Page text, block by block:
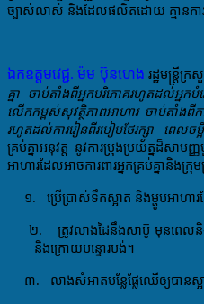
ច្បាស់លាស់ និងដែលផលិតដោយ គ្មានការ
ឯកឧត្ដមវេជ្ជ. ម៉ម ប៊ុនហេងរដ្ឋមន្ដ្រី
គ្នា ​ចាប់​តាំងពីអ្នកបរិភោគ​​រហូតដល់អ្នកបំរ
លើកកម្ពស់សុវត្ថិភាពអាហារ ចាប់តាំងពីក
រហូតដល់ការរៀនពីរបៀបថែរក្សា ពេលចម្
គ្រប់គ្នាអនុវត្ត នូវការប្រុងប្រយ័ត្នដ៏សាមញ្
អាហារដែលអាចការពារអ្នកគ្រប់គ្នានិងក្រុម
១. ប្រើប្រាស់ទឹកស្អាត និងម្ហូបអាហារ
២.​ ត្រូវលាងដៃនឹងសាប៊ូ មុនពេល
និងក្រោយបន្ទោរបង់។
៣.​ លាងសំអាតបន្លែផ្លែឈើឲ្យបានស្